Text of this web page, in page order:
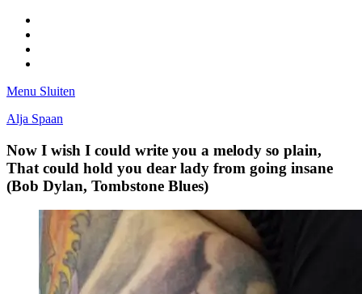
Menu Sluiten
Alja Spaan
Now I wish I could write you a melody so plain,
That could hold you dear lady from going insane
(Bob Dylan, Tombstone Blues)